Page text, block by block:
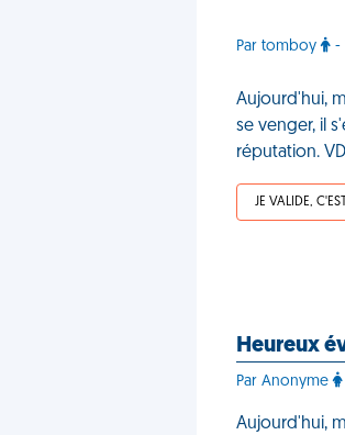
Par tomboy -
Aujourd'hui,
se venger, il
réputation.
JE VALIDE,
Heureux
Par Anonyme
Aujourd'hui,